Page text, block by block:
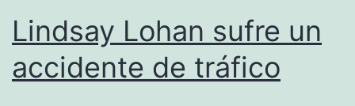
Lindsay Lohan sufre un
accidente de tráfico